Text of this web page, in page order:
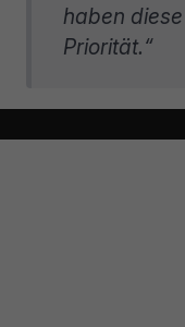
haben
Priorität.“